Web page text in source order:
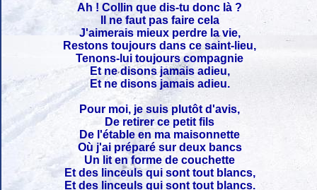
Ah ! Collin que dis-tu donc là ?
Il ne faut pas faire cela
J'aimerais mieux perdre la vie,
Restons toujours dans ce saint-lieu,
Tenons-lui toujours compagnie
Et ne disons jamais adieu,
Et ne disons jamais adieu.
Pour moi, je suis plutôt d'avis,
De retirer ce petit fils
De l'étable en ma maisonnette
Où j'ai préparé sur deux bancs
Un lit en forme de couchette
Et des linceuls qui sont tout blancs,
Et des linceuls qui sont tout blancs.